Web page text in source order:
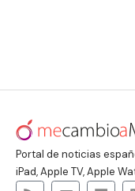
Portal de noticias
iPad, Apple TV, Apple